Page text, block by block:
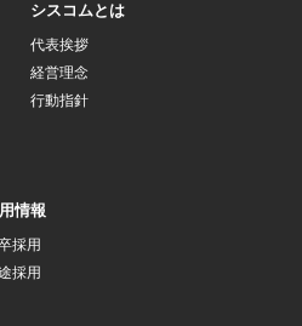
シスコムとは
代表挨拶
経営理念
行動指針
情報
採用
採用